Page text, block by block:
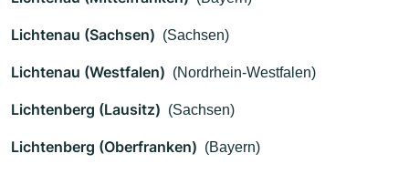
Lichtenau (Sachsen) (Sachsen)
Lichtenau (Westfalen) (Nordrhein-Westfalen)
Lichtenberg (Lausitz) (Sachsen)
Lichtenberg (Oberfranken) (Bayern)